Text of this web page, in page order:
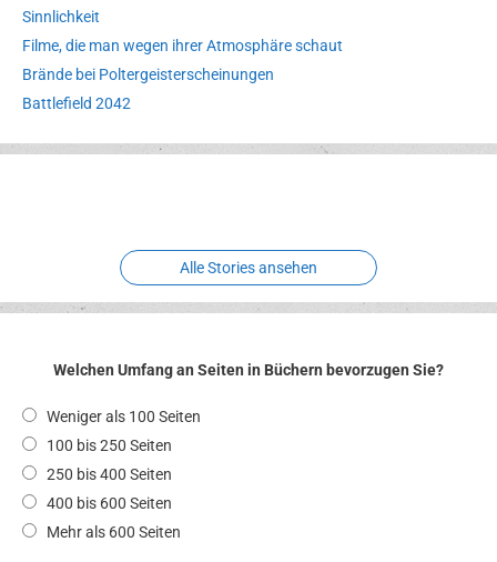
Sinnlichkeit
Filme, die man wegen ihrer Atmosphäre schaut
Brände bei Poltergeisterscheinungen
Battlefield 2042
Erlebnispark
Verbotene
Alle Stories ansehen
Welchen Umfang an Seiten in Büchern bevorzugen Sie?
Weniger als 100 Seiten
100 bis 250 Seiten
250 bis 400 Seiten
400 bis 600 Seiten
Mehr als 600 Seiten